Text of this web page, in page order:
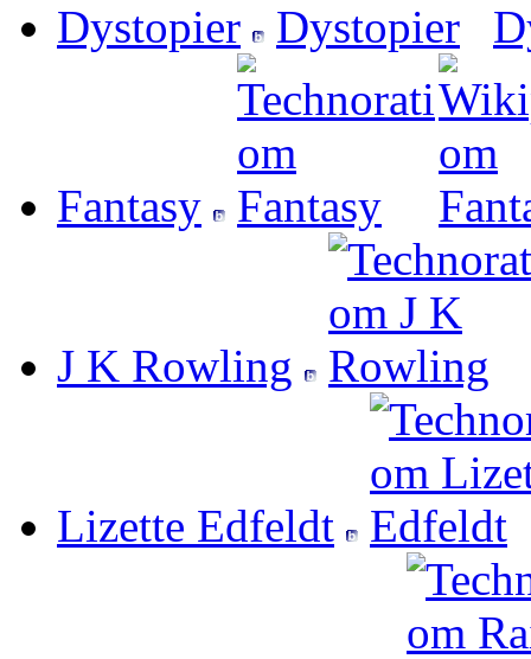
Dystopier
Fantasy
J K Rowling
Lizette Edfeldt